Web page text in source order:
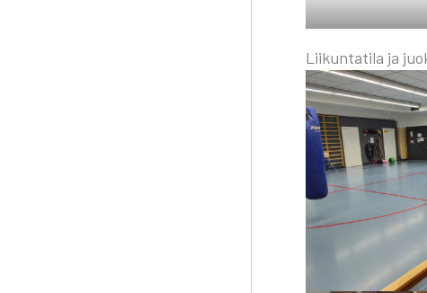
Lii­kun­ta­ti­la ja